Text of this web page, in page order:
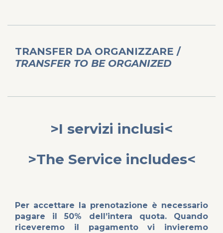
TRANSFER DA ORGANIZZARE /
TRANSFER TO BE ORGANIZED
>I servizi inclusi<
>The Service includes<
Per accettare la prenotazione è necessario
pagare il 50% dell’intera quota. Quando
riceveremo il pagamento vi invieremo